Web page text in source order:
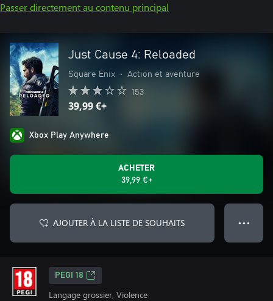
Passer directement au contenu principal
Just Cause 4: Reloaded
Square Enix • Action et aventure
153
39,99 €+
Xbox Play Anywhere
ACHETER
39,99 €+
AJOUTER À LA LISTE DE SOUHAITS ● ● ●
PEGI 18
Langage grossier, Violence